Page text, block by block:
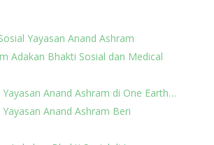
Yayasan Anand Ashram
Adakan Bhakti Sosial dan Medical
Yayasan Anand Ashram di One Earth…
Anand Ashram Beri